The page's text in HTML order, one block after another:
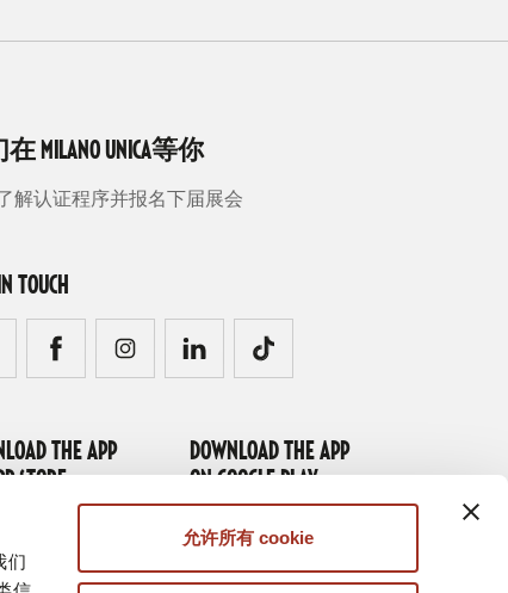
们
允许所有 cookie
MILANO UNICA等你
解认证程序并报名下届展会
TOUCH
THE APP
STORE
DOWNLOAD THE APP
ON GOOGLE PLAY